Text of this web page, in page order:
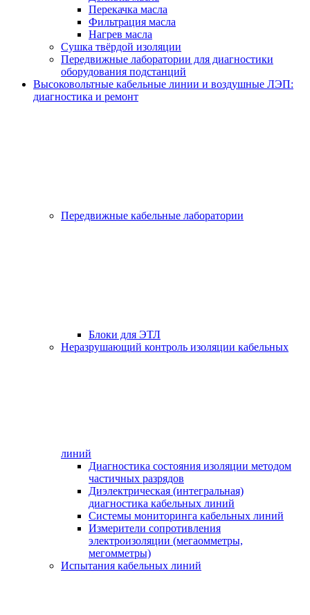
Перекачка масла
Фильтрация масла
Нагрев масла
Сушка твёрдой изоляции
Передвижные лаборатории для диагностики
оборудования подстанций
Высоковольтные кабельные линии и воздушные ЛЭП:
диагностика и ремонт
Передвижные кабельные лаборатории
Блоки для ЭТЛ
Неразрушающий контроль изоляции кабельных
линий
Диагностика состояния изоляции методом
частичных разрядов
Диэлектрическая (интегральная)
диагностика кабельных линий
Системы мониторинга кабельных линий
Измерители сопротивления
электроизоляции (мегаомметры,
мегомметры)
Испытания кабельных линий